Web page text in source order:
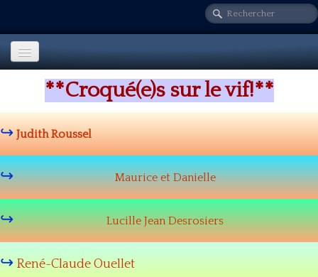
Accueil
Notre secteur
Nos activités▼
Sur le vif!
Fondation LG
Info. comités
**Croqué(e)s sur le vif!**
Judith Roussel
Maurice et Danielle
Lucille Jean Desrosiers
René-Claude Ouellet